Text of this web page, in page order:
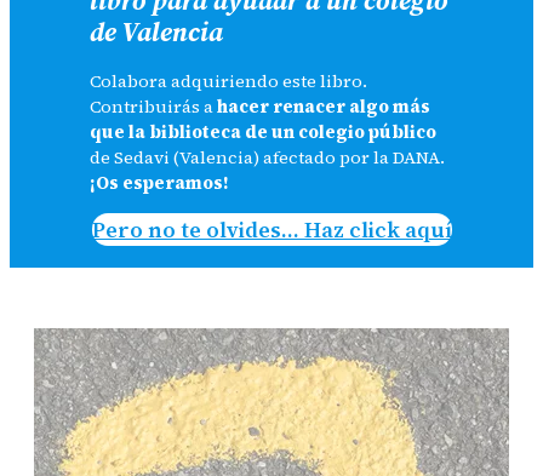
de Valencia
Colabora adquiriendo este libro.
Contribuirás ahacer renacer algo más
que la biblioteca de un colegio público
de Sedavi (Valencia) afectado por la DANA.
¡Os esperamos!
Pero no te olvides… Haz click aquí